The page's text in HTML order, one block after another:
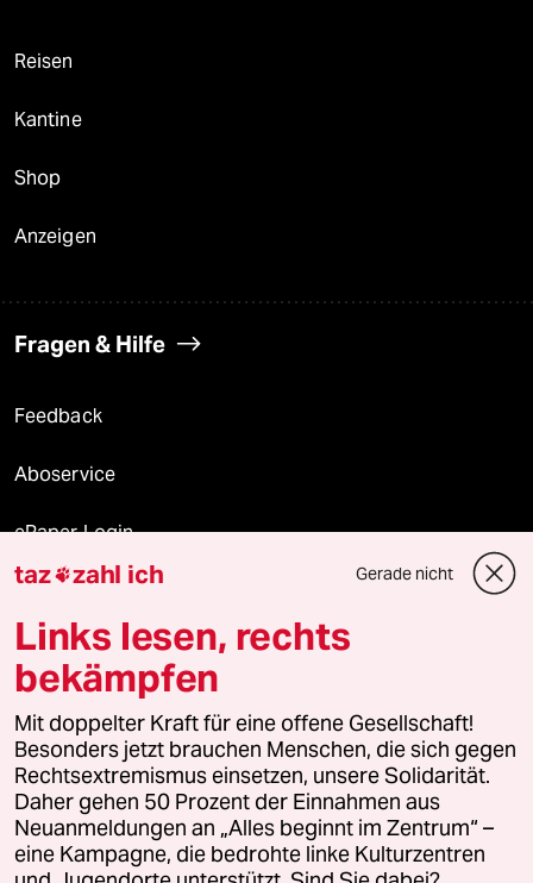
Reisen
Kantine
Shop
Anzeigen
Fragen & Hilfe
Feedback
Aboservice
ePaper Login
Downloads für Abonnierende
© 2026 taz Verlags und Vertriebs GmbH
Alle Rechte vorbehalten. Bei rechtlichen Fragen oder für Genehmigungen
wenden Sie sich bitte an
lizenzen@taz.de
Feedback Redaktionsstatut Kommune-Richtlinien
Leitlinie Informant Datenschutz Impressum AGB
taz zahl ich Gerade nicht
Links lesen, rechts
bekämpfen
Mit doppelter Kraft für eine offene Gesellschaft!
Besonders jetzt brauchen Menschen, die sich gegen
Rechtsextremismus einsetzen, unsere Solidarität.
Daher gehen 50 Prozent der Einnahmen aus
Neuanmeldungen an „Alles beginnt im Zentrum“ –
eine Kampagne, die bedrohte linke Kulturzentren